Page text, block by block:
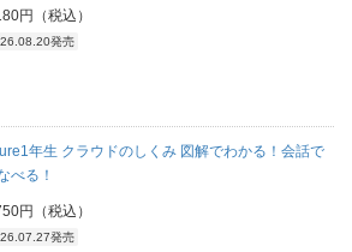
円（税込）
発売
年生 クラウドのしくみ 図解でわかる！会話で
べる！
円（税込）
発売